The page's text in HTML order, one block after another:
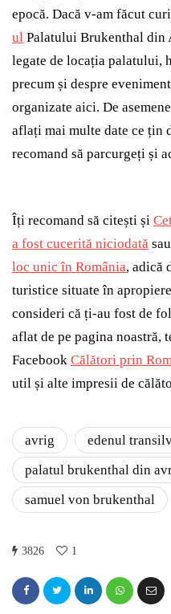
epocă. Dacă v-am făcut
ul Palatului Brukenthal
legate de locația palatului,
precum și despre
organizate aici. De
aflați mai multe date ce țin
recomand să parcurgeți și
Îți recomand să citești și
a fost cucerită niciodată sau
loc unic în România, adică
turistice situate în
consideri că ți-au fost de
aflat de pe pagina noastră,
Facebook Călători prin
util și alte impresii de
avrig
edenul
palatul brukenthal din
samuel von brukenthal
3826 1